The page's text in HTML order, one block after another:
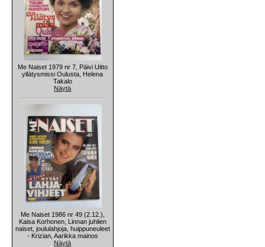
Me Naiset 1979 nr 7, Päivi Uitto
yllätysmissi Oulusta, Helena
Takalo
Näytä
Me Naiset 1986 nr 49 (2.12.),
Kaisa Korhonen, Linnan juhlien
naiset, joululahjoja, huippuneuleet
- Krizian, Aarikka mainos
Näytä